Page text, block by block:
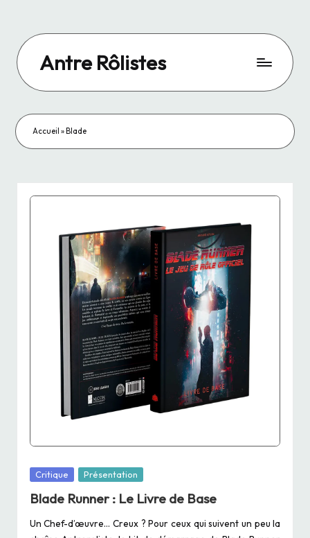
content
Antre Rôlistes
officiel
d'Antre
Rôlistes
Accueil » Blade
Posted
Critique Présentation
Blade Runner : Le Livre de Base
Un Chef-d’œuvre… Creux ? Pour ceux qui suivent un peu la